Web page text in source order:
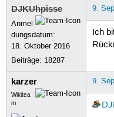
DJKUhpisse
Anmel
dungsdatum:
18. Oktober 2016
Beiträge: 18287
9.
Ich
karzer
Wikitea
m
9.